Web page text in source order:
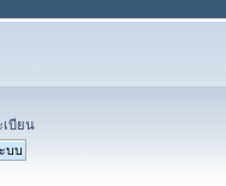
เบียน